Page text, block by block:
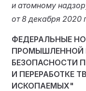
и атомному
от 8 декабря 2020
ФЕДЕРАЛЬНЫЕ
ПРОМЫШЛЕННОЙ
БЕЗОПАСНОСТИ
И ПЕРЕРАБОТКЕ
ИСКОПАЕМЫХ"